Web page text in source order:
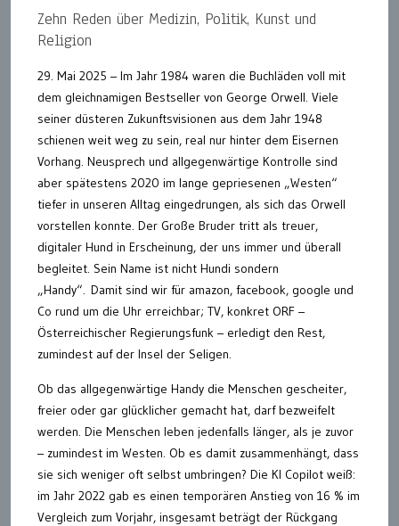
Zehn Reden über Medizin, Politik, Kunst und
Religion
29. Mai 2025 – Im Jahr 1984 waren die Buchläden voll mit
dem gleichnamigen Bestseller von George Orwell. Viele
seiner düsteren Zukunftsvisionen aus dem Jahr 1948
schienen weit weg zu sein, real nur hinter dem Eisernen
Vorhang. Neusprech und allgegenwärtige Kontrolle sind
aber spätestens 2020 im lange gepriesenen „Westen“
tiefer in unseren Alltag eingedrungen, als sich das Orwell
vorstellen konnte. Der Große Bruder tritt als treuer,
digitaler Hund in Erscheinung, der uns immer und überall
begleitet. Sein Name ist nicht Hundi sondern
„Handy“. Damit sind wir für amazon, facebook, google und
Co rund um die Uhr erreichbar; TV, konkret ORF –
Österreichischer Regierungsfunk – erledigt den Rest,
zumindest auf der Insel der Seligen.
Ob das allgegenwärtige Handy die Menschen gescheiter,
freier oder gar glücklicher gemacht hat, darf bezweifelt
werden. Die Menschen leben jedenfalls länger, als je zuvor
– zumindest im Westen. Ob es damit zusammenhängt, dass
sie sich weniger oft selbst umbringen? Die KI Copilot weiß:
im Jahr 2022 gab es einen temporären Anstieg von 16 % im
Vergleich zum Vorjahr, insgesamt beträgt der Rückgang